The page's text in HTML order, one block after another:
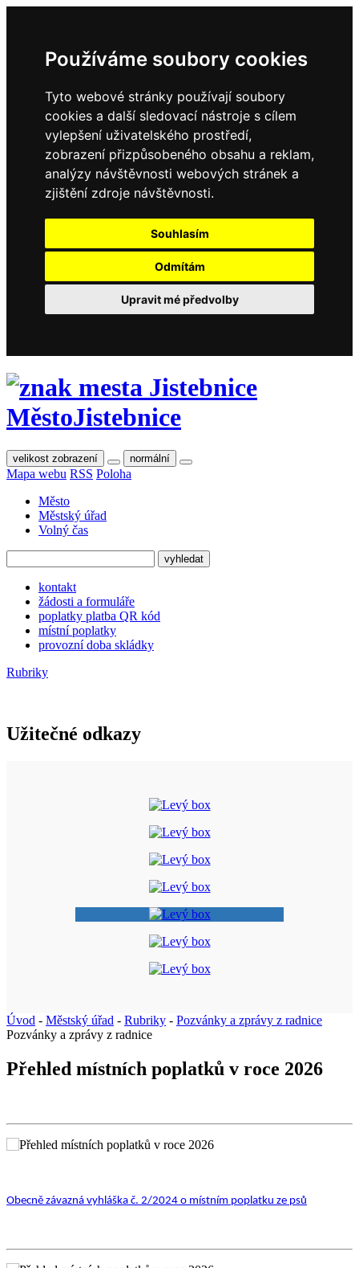
Používáme soubory cookies
Tyto webové stránky používají soubory
cookies a další sledovací nástroje s cílem
vylepšení uživatelského prostředí,
zobrazení přizpůsobeného obsahu a reklam,
analýzy návštěvnosti webových stránek a
zjištění zdroje návštěvnosti.
Souhlasím
Odmítám
Upravit mé předvolby
MěstoJistebnice
velikost zobrazení normální
Mapa webu RSS Poloha
Město
Městský úřad
Volný čas
kontakt
žádosti a formuláře
poplatky platba QR kód
místní poplatky
provozní doba skládky
Rubriky
Užitečné odkazy
Úvod - Městský úřad - Rubriky - Pozvánky a zprávy z radnice
Pozvánky a zprávy z radnice
Přehled místních poplatků v roce 2026
Obecně závazná vyhláška č. 2/2024 o místním poplatku ze psů